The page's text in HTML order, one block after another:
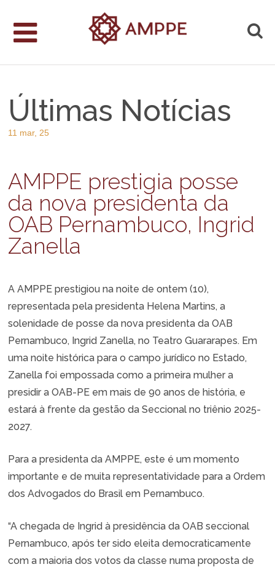
Últimas Notícias
11 mar, 25
AMPPE prestigia posse
da nova presidenta da
OAB Pernambuco, Ingrid
Zanella
A AMPPE prestigiou na noite de ontem (10),
representada pela presidenta Helena Martins, a
solenidade de posse da nova presidenta da OAB
Pernambuco, Ingrid Zanella, no Teatro Guararapes. Em
uma noite histórica para o campo jurídico no Estado,
Zanella foi empossada como a primeira mulher a
presidir a OAB-PE em mais de 90 anos de história, e
estará à frente da gestão da Seccional no triênio 2025-
2027.
Para a presidenta da AMPPE, este é um momento
importante e de muita representatividade para a Ordem
dos Advogados do Brasil em Pernambuco.
“A chegada de Ingrid à presidência da OAB seccional
Pernambuco, após ter sido eleita democraticamente
com a maioria dos votos da classe numa proposta de